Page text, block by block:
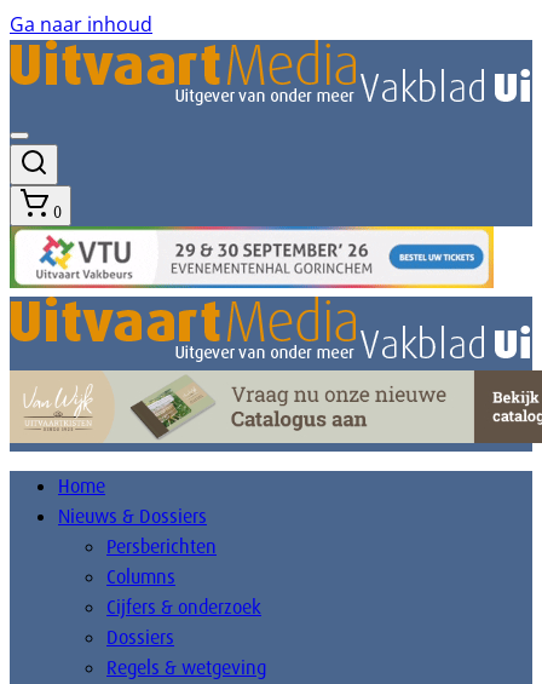
Ga naar inhoud
0
Home
Nieuws & Dossiers
Persberichten
Columns
Cijfers & onderzoek
Dossiers
Regels & wetgeving